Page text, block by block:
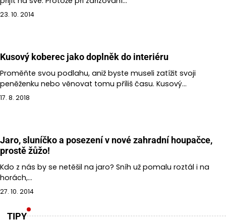
23. 10. 2014
Kusový koberec jako doplněk do interiéru
Proměňte svou podlahu, aniž byste museli zatížit svoji
peněženku nebo věnovat tomu příliš času. Kusový…
17. 8. 2018
Jaro, sluníčko a posezení v nové zahradní houpačce,
prostě žůžo!
Kdo z nás by se netěšil na jaro? Sníh už pomalu roztál i na
horách,…
27. 10. 2014
TIPY